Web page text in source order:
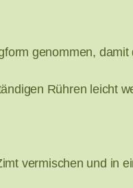
genommen, damit
Rühren leicht
vermischen und in